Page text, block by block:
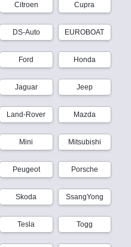
Citroen Cupra
DS-Auto EUROBOAT
Ford Honda
Jaguar Jeep
Land-Rover Mazda
Mini Mitsubishi
Peugeot Porsche
Skoda SsangYong
Tesla Togg